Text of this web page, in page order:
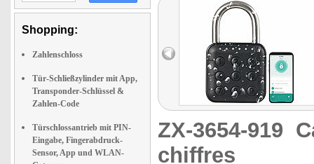
Shopping:
Zahlenschloss
Tür-Schließzylinder mit App,
Transponder-Schlüssel &
Zahlen-Code
Türschlossantrieb mit PIN-
Eingabe, Fingerabdruck-
Sensor, App und WLAN-
ZX-3654-919
chiffres